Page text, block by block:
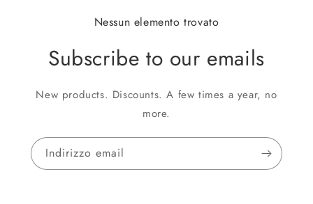
Nessun elemento trovato
Subscribe to our emails
New products. Discounts. A few times a year, no
more.
Indirizzo email